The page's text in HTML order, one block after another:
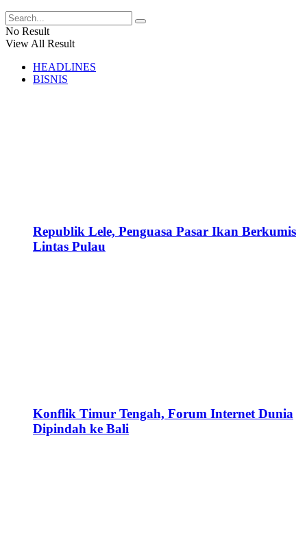
No Result
View All Result
HEADLINES
BISNIS
Republik Lele, Penguasa Pasar Ikan Berkumis
Lintas Pulau
Konflik Timur Tengah, Forum Internet Dunia
Dipindah ke Bali